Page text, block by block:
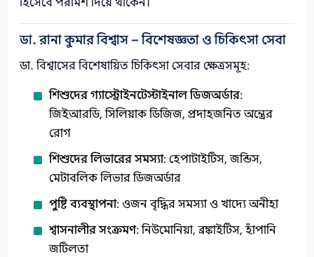
হিসেবে পরামর্শ দিয়ে থাকেন।
ডা. রানা কুমার বিশ্বাস – বিশেষজ্ঞতা ও চিকিৎসা সেবা
ডা. বিশ্বাসের বিশেষায়িত চিকিৎসা সেবার ক্ষেত্রসমূহ:
শিশুদের গ্যাস্ট্রোইনটেস্টাইনাল ডিজঅর্ডার:
জিইআরডি, সিলিয়াক ডিজিজ, প্রদাহজনিত অন্ত্রের
রোগ
শিশুদের লিভারের সমস্যা: হেপাটাইটিস, জন্ডিস,
মেটাবলিক লিভার ডিজঅর্ডার
পুষ্টি ব্যবস্থাপনা: ওজন বৃদ্ধির সমস্যা ও খাদ্যে অনীহা
শ্বাসনালীর সংক্রমণ: নিউমোনিয়া, ব্রঙ্কাইটিস, হাঁপানি
জটিলতা